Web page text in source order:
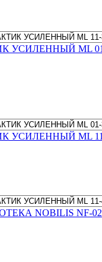
NOBILIS NF-02